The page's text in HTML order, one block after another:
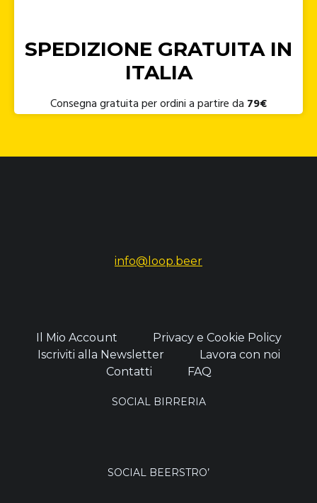
SPEDIZIONE GRATUITA IN
ITALIA
Consegna gratuita per ordini a partire da 79€
info@loop.beer
Il Mio Account
Privacy e Cookie Policy
Iscriviti alla Newsletter
Lavora con noi
Contatti
FAQ
SOCIAL BIRRERIA
SOCIAL BEERSTRO’